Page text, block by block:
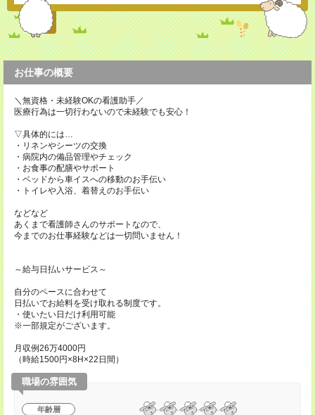
お仕事の概要
＼無資格・未経験OKの看護助手／
医療行為は一切行わないので未経験でも安心！
▽具体的には…
・リネンやシーツの交換
・病院内の備品管理やチェック
・お食事の配膳やサポート
・ベッドから車イスへの移動のお手伝い
・トイレや入浴、着替えのお手伝い
などなど
あくまで看護師さんのサポートなので、
今までのお仕事経験などは一切問いません！
～給与日払いサービス～
自分のペースに合わせて
日払いでお給料を受け取れる制度です。
・使いたい日だけ利用可能
※一部規定がございます。
月収例26万4000円
（時給1500円×8H×22日間）
職場の雰囲気
年齢層